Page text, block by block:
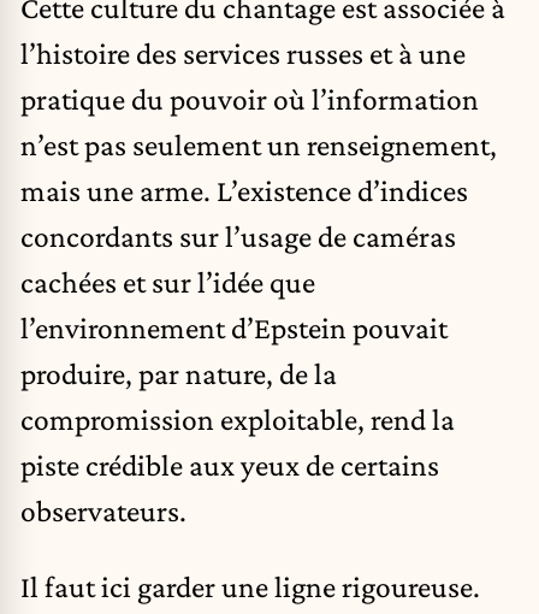
Cette culture du chantage est associée à
l’histoire des services russes et à une
pratique du pouvoir où l’information
n’est pas seulement un renseignement,
mais une arme. L’existence d’indices
concordants sur l’usage de caméras
cachées et sur l’idée que
l’environnement d’Epstein pouvait
produire, par nature, de la
compromission exploitable, rend la
piste crédible aux yeux de certains
observateurs.
Il faut ici garder une ligne rigoureuse.